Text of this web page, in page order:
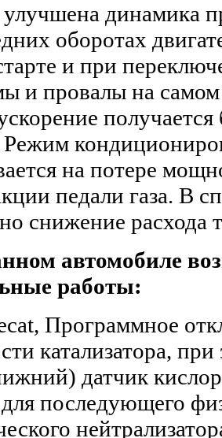
улучшена динамика
оборотах
и при
и провалы на самом
Режим
на потере
педали газа. В
снижение расхода
автомобиле
работы:
Программное
катализатора,
датчик
последующего